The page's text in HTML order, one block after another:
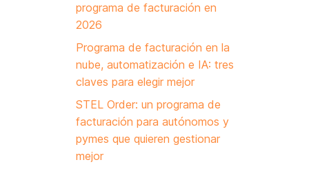
programa de facturación en
2026
Programa de facturación en la
nube, automatización e IA: tres
claves para elegir mejor
STEL Order: un programa de
facturación para autónomos y
pymes que quieren gestionar
mejor